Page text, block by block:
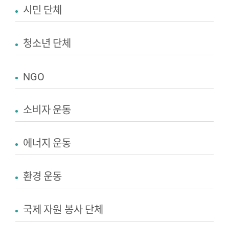
시민 단체
청소년 단체
NGO
소비자 운동
에너지 운동
환경 운동
국제 자원 봉사 단체